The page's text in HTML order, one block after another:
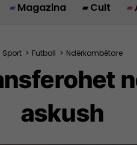
Magazina Cult
Sport > Futboll > Ndërkombëtare
askush